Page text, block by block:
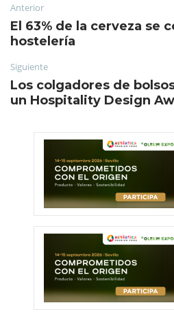
Anterior
El 63% de la cerveza se
hostelería
Siguiente
Los colgadores de
un Hospitality Design